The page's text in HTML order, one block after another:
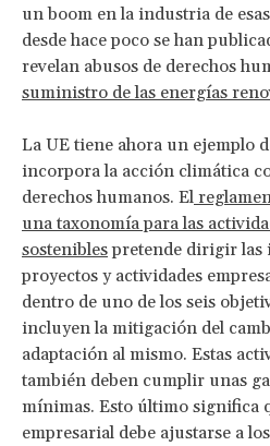
un boom en la industria de
desde hace poco se han
revelan abusos de derechos
suministro de las energías
La UE tiene ahora un ejemplo
incorpora la acción climática
derechos humanos. El
una taxonomía para las
sosteniblespretende dirigir las
proyectos y actividades
dentro de uno de los seis
incluyen la mitigación del
adaptación al mismo. Estas
también deben cumplir unas
mínimas. Esto último significa
empresarial debe ajustarse a